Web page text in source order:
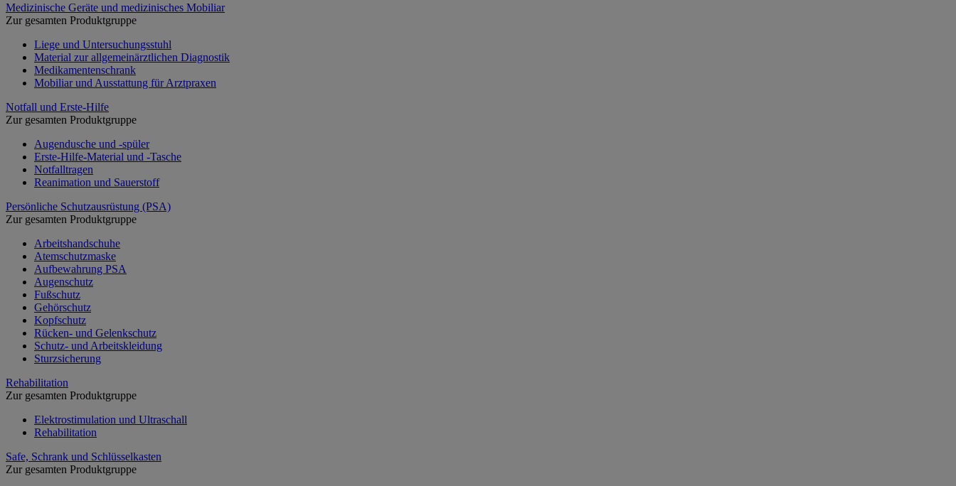
Medizinische Geräte und medizinisches Mobiliar
Zur gesamten Produktgruppe
Liege und Untersuchungsstuhl
Material zur allgemeinärztlichen Diagnostik
Medikamentenschrank
Mobiliar und Ausstattung für Arztpraxen
Notfall und Erste-Hilfe
Zur gesamten Produktgruppe
Augendusche und -spüler
Erste-Hilfe-Material und -Tasche
Notfalltragen
Reanimation und Sauerstoff
Persönliche Schutzausrüstung (PSA)
Zur gesamten Produktgruppe
Arbeitshandschuhe
Atemschutzmaske
Aufbewahrung PSA
Augenschutz
Fußschutz
Gehörschutz
Kopfschutz
Rücken- und Gelenkschutz
Schutz- und Arbeitskleidung
Sturzsicherung
Rehabilitation
Zur gesamten Produktgruppe
Elektrostimulation und Ultraschall
Rehabilitation
Safe, Schrank und Schlüsselkasten
Zur gesamten Produktgruppe